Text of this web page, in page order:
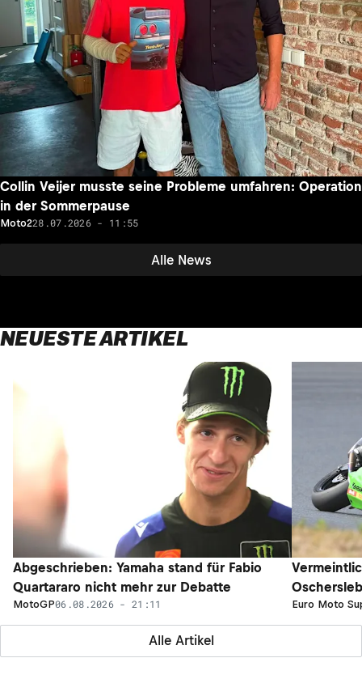
Alle News
Collin Veijer musste seine Probleme umfahren: Operation
in der Sommerpause
Moto228.07.2026 - 11:55
NEUESTE ARTIKEL
Alle Artikel
Abgeschrieben: Yamaha stand für Fabio
Quartararo nicht mehr zur Debatte
MotoGP06.08.2026 - 21:11 Euro Moto